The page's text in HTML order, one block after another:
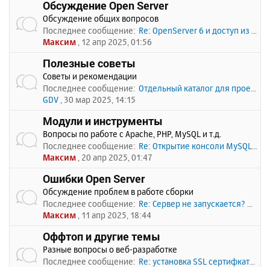
Обсуждение Open Server
Обсуждение общих вопросов
Последнее сообщение: Re: OpenServer 6 и доступ из …
Максим , 12 апр 2025, 01:56
Полезные советы
Советы и рекомендации
Последнее сообщение: Отдельный каталог для проекто…
GDV , 30 мар 2025, 14:15
Модули и инструменты
Вопросы по работе с Apache, PHP, MySQL и т.д.
Последнее сообщение: Re: Открытие консоли MySQL по…
Максим , 20 апр 2025, 01:47
Ошибки Open Server
Обсуждение проблем в работе сборки
Последнее сообщение: Re: Сервер не запускается? Пи…
Максим , 11 апр 2025, 18:44
Оффтоп и другие темы
Разные вопросы о веб-разработке
Последнее сообщение: Re: установка SSL сертифката